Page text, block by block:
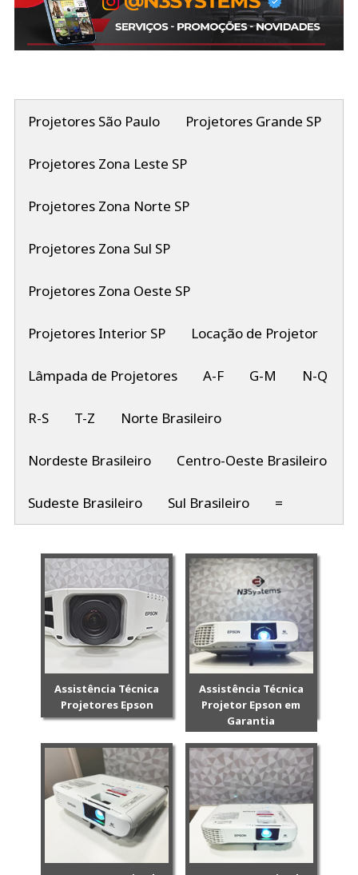
Projetores São Paulo Projetores Grande SP
Projetores Zona Leste SP
Projetores Zona Norte SP
Projetores Zona Sul SP
Projetores Zona Oeste SP
Projetores Interior SP Locação de Projetor
Lâmpada de Projetores A-F G-M N-Q
R-S T-Z Norte Brasileiro
Nordeste Brasileiro Centro-Oeste Brasileiro
Sudeste Brasileiro Sul Brasileiro =
Assistência Técnica
Projetores Epson
Assistência Técnica
Projetor Epson em
Garantia